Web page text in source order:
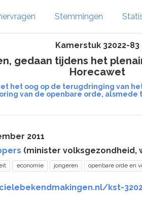
Stemmingen
Kamerstuk 32022-83
gedaan tijdens het
Horecawet
het oog op de terugdringing van
van de openbare orde,
2011
(minister volksgezondheid,
economie jongeren openbare orde en
kst-